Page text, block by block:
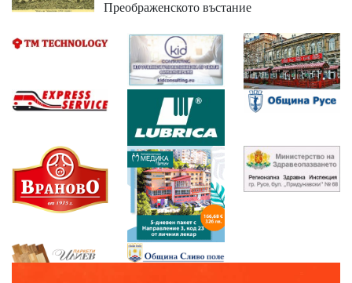
Преображенското въстание